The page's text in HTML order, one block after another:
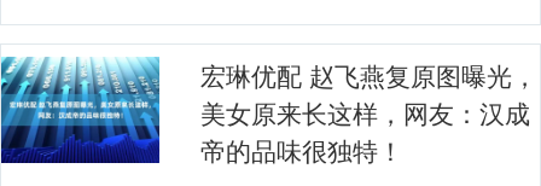
宏琳优配 赵飞燕复原图曝光，
美女原来长这样，网友：汉成
帝的品味很独特！